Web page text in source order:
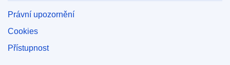
Právní upozornění
Cookies
Přístupnost